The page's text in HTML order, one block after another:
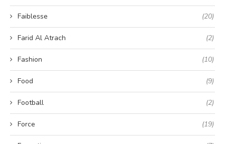
Faiblesse (20)
Farid Al Atrach (2)
Fashion (10)
Food (9)
Football (2)
Force (19)